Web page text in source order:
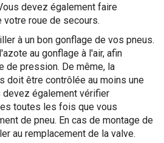
devez également faire
roue de secours.
à un bon gonflage de vos pneus.
au gonflage à l'air, afin
de pression. De même, la
doit être contrôlée au moins une
également vérifier
toutes les fois que vous
de pneu. En cas de montage de
au remplacement de la valve.